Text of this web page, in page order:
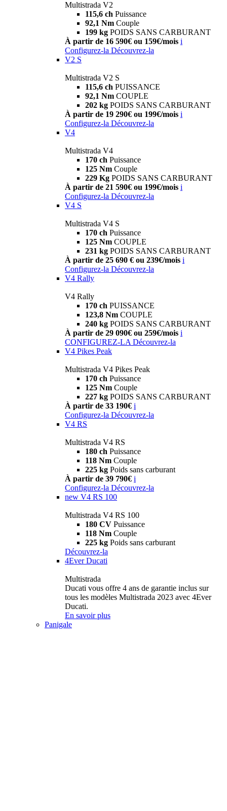
Multistrada V2
115,6 ch Puissance
92,1 Nm Couple
199 kg POIDS SANS CARBURANT
À partir de 16 590€ ou 159€/mois i
Configurez-la Découvrez-la
V2 S
Multistrada V2 S
115,6 ch PUISSANCE
92,1 Nm COUPLE
202 kg POIDS SANS CARBURANT
À partir de 19 290€ ou 199€/mois i
Configurez-la Découvrez-la
V4
Multistrada V4
170 ch Puissance
125 Nm Couple
229 Kg POIDS SANS CARBURANT
À partir de 21 590€ ou 199€/mois i
Configurez-la Découvrez-la
V4 S
Multistrada V4 S
170 ch Puissance
125 Nm COUPLE
231 kg POIDS SANS CARBURANT
À partir de 25 690 € ou 239€/mois i
Configurez-la Découvrez-la
V4 Rally
V4 Rally
170 ch PUISSANCE
123,8 Nm COUPLE
240 kg POIDS SANS CARBURANT
À partir de 29 090€ ou 259€/mois i
CONFIGUREZ-LA Découvrez-la
V4 Pikes Peak
Multistrada V4 Pikes Peak
170 ch Puissance
125 Nm Couple
227 kg POIDS SANS CARBURANT
À partir de 33 190€ i
Configurez-la Découvrez-la
V4 RS
Multistrada V4 RS
180 ch Puissance
118 Nm Couple
225 kg Poids sans carburant
À partir de 39 790€ i
Configurez-la Découvrez-la
new V4 RS 100
Multistrada V4 RS 100
180 CV Puissance
118 Nm Couple
225 kg Poids sans carburant
Découvrez-la
4Ever Ducati
Multistrada
Ducati vous offre 4 ans de garantie inclus sur
tous les modèles Multistrada 2023 avec 4Ever
Ducati.
En savoir plus
Panigale